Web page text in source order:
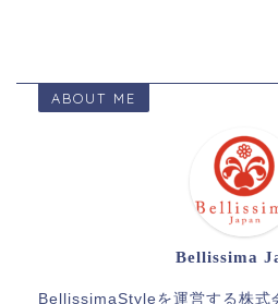
ABOUT ME
Bellissima
BellissimaStyleを運営する株